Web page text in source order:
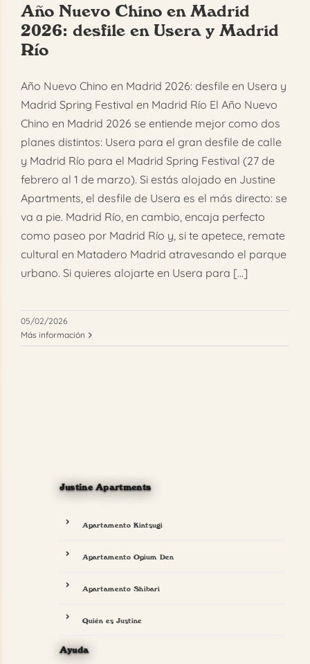
Contacto
Reservar
Año Nuevo Chino en Madrid
2026: desfile en Usera y Madrid
Río
Año Nuevo Chino en Madrid 2026: desfile en Usera y
Madrid Spring Festival en Madrid Río El Año Nuevo
Chino en Madrid 2026 se entiende mejor como dos
planes distintos: Usera para el gran desfile de calle
y Madrid Río para el Madrid Spring Festival (27 de
febrero al 1 de marzo). Si estás alojado en Justine
Apartments, el desfile de Usera es el más directo: se
va a pie. Madrid Río, en cambio, encaja perfecto
como paseo por Madrid Río y, si te apetece, remate
cultural en Matadero Madrid atravesando el parque
urbano. Si quieres alojarte en Usera para [...]
05/02/2026
Más información
Justine Apartments
Apartamento Kintsugi
Apartamento Opium Den
Apartamento Shibari
Quién es Justine
Ayuda